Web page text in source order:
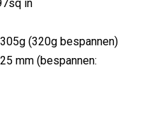
in
(320g bespannen)
mm (bespannen: